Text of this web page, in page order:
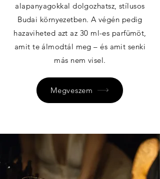
alapanyagokkal dolgozhatsz, stílusos
Budai környezetben. A végén pedig
hazaviheted azt az 30 ml-es parfümöt,
amit te álmodtál meg – és amit senki
más nem visel.
Megveszem